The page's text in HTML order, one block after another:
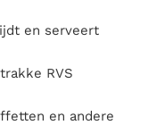
en serveert
RVS
en andere